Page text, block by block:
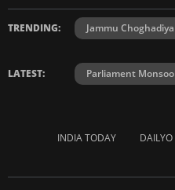
TRENDING: Jammu Choghadiya
LATEST: Parliament
INDIA TODAY DAILYO